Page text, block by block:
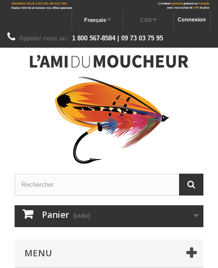
Connexion
CAD
Français
Appelez-nous au : 1 800 567-8584 | 09 73 03 75 95
Panier (vide)
MENU